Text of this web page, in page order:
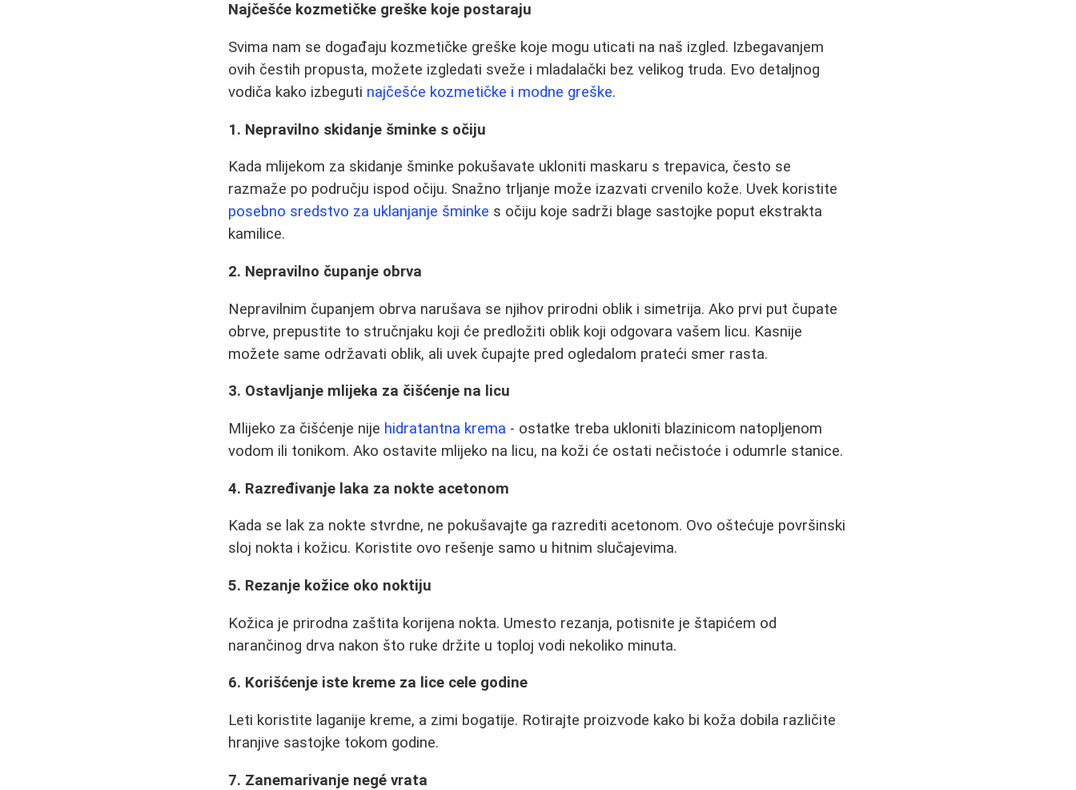
Najčešće kozmetičke greške koje postaraju
Svima nam se događaju kozmetičke greške koje mogu uticati na naš izgled. Izbegavanjem
ovih čestih propusta, možete izgledati sveže i mladalački bez velikog truda. Evo detaljnog
vodiča kako izbeguti najčešće kozmetičke i modne greške.
1. Nepravilno skidanje šminke s očiju
Kada mlijekom za skidanje šminke pokušavate ukloniti maskaru s trepavica, često se
razmaže po području ispod očiju. Snažno trljanje može izazvati crvenilo kože. Uvek koristite
posebno sredstvo za uklanjanje šminke s očiju koje sadrži blage sastojke poput ekstrakta
kamilice.
2. Nepravilno čupanje obrva
Nepravilnim čupanjem obrva narušava se njihov prirodni oblik i simetrija. Ako prvi put čupate
obrve, prepustite to stručnjaku koji će predložiti oblik koji odgovara vašem licu. Kasnije
možete same održavati oblik, ali uvek čupajte pred ogledalom prateći smer rasta.
3. Ostavljanje mlijeka za čišćenje na licu
Mlijeko za čišćenje nije hidratantna krema - ostatke treba ukloniti blazinicom natopljenom
vodom ili tonikom. Ako ostavite mlijeko na licu, na koži će ostati nečistoće i odumrle stanice.
4. Razređivanje laka za nokte acetonom
Kada se lak za nokte stvrdne, ne pokušavajte ga razrediti acetonom. Ovo oštećuje površinski
sloj nokta i kožicu. Koristite ovo rešenje samo u hitnim slučajevima.
5. Rezanje kožice oko noktiju
Kožica je prirodna zaštita korijena nokta. Umesto rezanja, potisnite je štapićem od
narančinog drva nakon što ruke držite u toploj vodi nekoliko minuta.
6. Korišćenje iste kreme za lice cele godine
Leti koristite laganije kreme, a zimi bogatije. Rotirajte proizvode kako bi koža dobila različite
hranjive sastojke tokom godine.
7. Zanemarivanje negé vrata